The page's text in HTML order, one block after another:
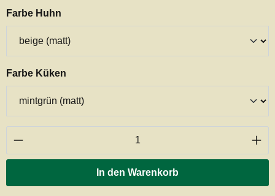
Farbe Huhn
Farbe Küken
Produkt Anzahl: Gib den gewünschten
In den Warenkorb